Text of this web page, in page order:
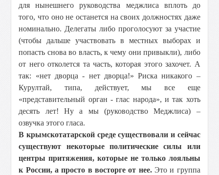
для нынешнего руководства меджлиса вплоть до
того, что оно не останется на своих должностях даже
номинально. Делегаты либо проголосуют за участие
(чтобы дальше участвовать в местных выборах и
попасть снова во власть, к чему они привыкли), либо
от него отколется та часть, которая этого захочет. А
так: «нет дворца - нет дворца!» Риска никакого –
Курултай, типа, действует, мы все еще
«представительный орган - глас народа», и так хоть
десять лет! Ну а мы (руководство Меджлиса) –
озвучка этого гласа.
В крымскотатарской среде существовали и сейчас
существуют некоторые политические силы или
центры притяжения, которые не только лояльны
к России, а просто в восторге от нее. Это и группа